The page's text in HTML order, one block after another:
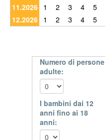
11.2026
1 2 3 4 5
12.2026
1 2 3 4 5
Numero di persone
adulte:
I bambini dai 12
anni fino ai 18
anni: